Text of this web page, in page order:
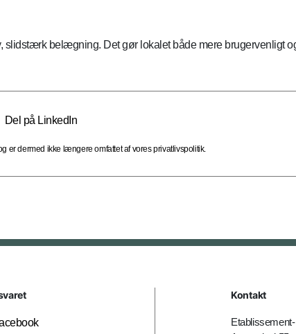
slidstærk belægning. Det gør lokalet både mere brugervenligt
Del på LinkedIn
er dermed ikke længere omfattet af vores privatlivspolitik.
Kontakt